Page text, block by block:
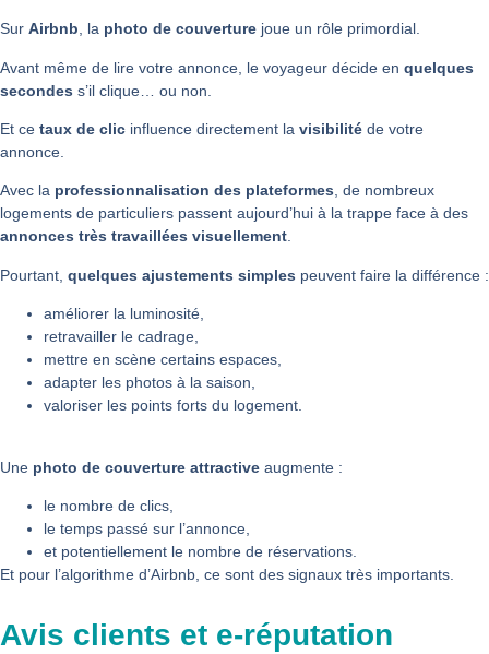
Sur Airbnb, la photo de couverture joue un rôle primordial.
Avant même de lire votre annonce, le voyageur décide en quelques
secondes s’il clique… ou non.
Et ce taux de clic influence directement la visibilité de votre
annonce.
Avec la professionnalisation des plateformes, de nombreux
logements de particuliers passent aujourd’hui à la trappe face à des
annonces très travaillées visuellement.
Pourtant, quelques ajustements simples peuvent faire la différence :
améliorer la luminosité,
retravailler le cadrage,
mettre en scène certains espaces,
adapter les photos à la saison,
valoriser les points forts du logement.
Une photo de couverture attractive augmente :
le nombre de clics,
le temps passé sur l’annonce,
et potentiellement le nombre de réservations.
Et pour l’algorithme d’Airbnb, ce sont des signaux très importants.
Avis clients et e-réputation